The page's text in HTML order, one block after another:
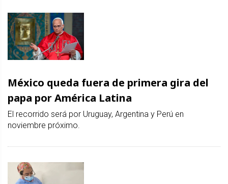
México queda fuera de primera gira del
papa por América Latina
El recorrido será por Uruguay, Argentina y Perú en
noviembre próximo.